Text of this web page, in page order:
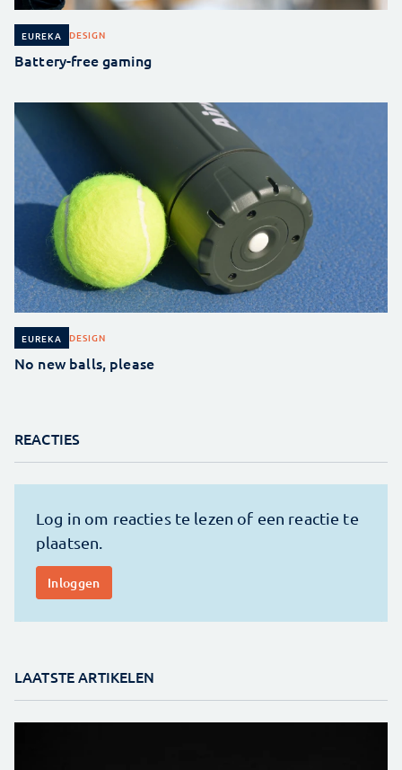
EUREKA DESIGN
Battery-free gaming
EUREKA DESIGN
No new balls, please
REACTIES
LAATSTE ARTIKELEN